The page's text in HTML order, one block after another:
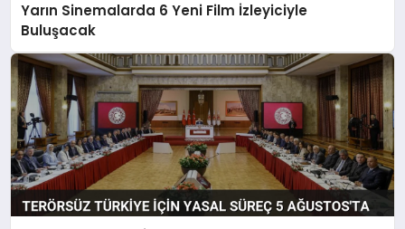
Yarın Sinemalarda 6 Yeni Film İzleyiciyle
Buluşacak